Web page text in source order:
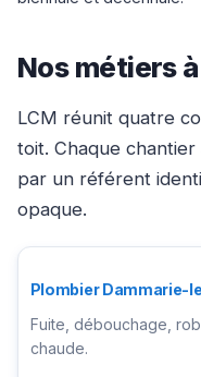
Nos métiers
LCM réunit quatre
toit. Chaque chantier
par un référent
opaque.
Plombier Dammarie-
Fuite, débouchage,
chaude.